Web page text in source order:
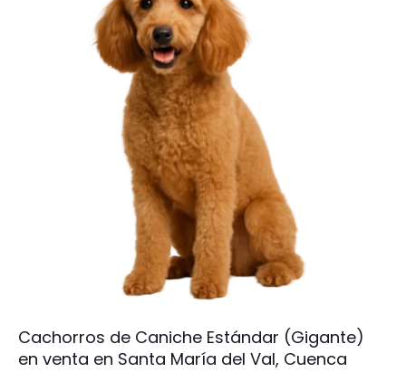
Cachorros de Caniche Estándar (Gigante)
en venta en Santa María del Val, Cuenca